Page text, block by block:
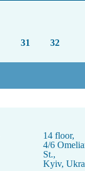
31 32
14 floor,
4/6
St.,
Kyiv,